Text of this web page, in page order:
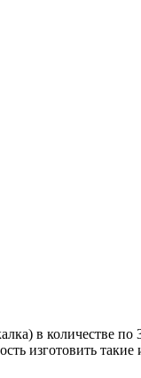
в количестве
изготовить такие